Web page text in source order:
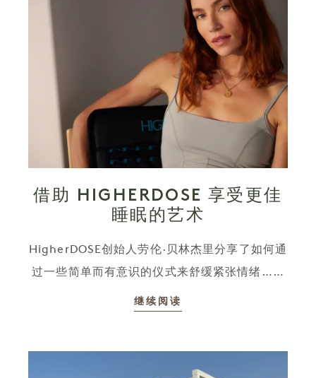
借助 HIGHERDOSE 享受更佳
睡眠的艺术
HigherDOSE创始人劳伦·贝林杰里分享了如何通
过一些简单而有意识的仪式来舒缓紧张情绪……
继续阅读